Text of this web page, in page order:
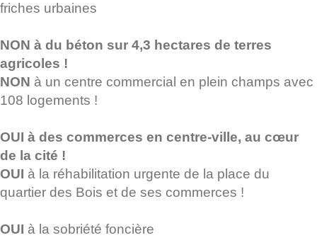
friches urbaines
NON à du béton sur 4,3 hectares de terres
agricoles !
NON à un centre commercial en plein champs avec
108 logements !
OUI à des commerces en centre-ville, au cœur
de la cité !
OUI à la réhabilitation urgente de la place du
quartier des Bois et de ses commerces !
OUI à la sobriété foncière